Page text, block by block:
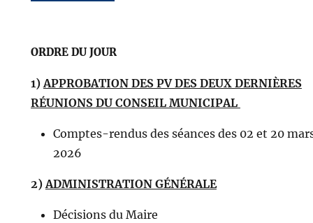
ORDRE DU JOUR
1) APPROBATION DES PV DES DEUX DERNIÈRES
RÉUNIONS DU CONSEIL MUNICIPAL
Comptes-rendus des séances des 02 et 20
2026
2) ADMINISTRATION GÉNÉRALE
Décisions du Maire